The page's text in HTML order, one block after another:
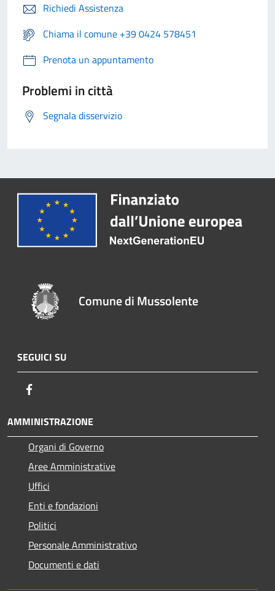
Richiedi Assistenza
Chiama il comune +39 0424 578451
Prenota un appuntamento
Problemi in città
Segnala disservizio
Comune di Mussolente
SEGUICI SU
AMMINISTRAZIONE
Organi di Governo
Aree Amministrative
Uffici
Enti e fondazioni
Politici
Personale Amministrativo
Documenti e dati